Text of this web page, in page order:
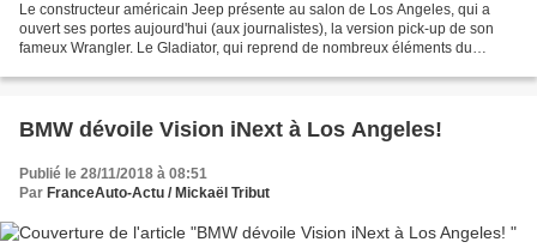
Le constructeur américain Jeep présente au salon de Los Angeles, qui a
ouvert ses portes aujourd'hui (aux journalistes), la version pick-up de son
fameux Wrangler. Le Gladiator, qui reprend de nombreux éléments du
BMW dévoile Vision iNext à Los Angeles!
Publié le 28/11/2018 à 08:51
Par FranceAuto-Actu / Mickaël Tribut